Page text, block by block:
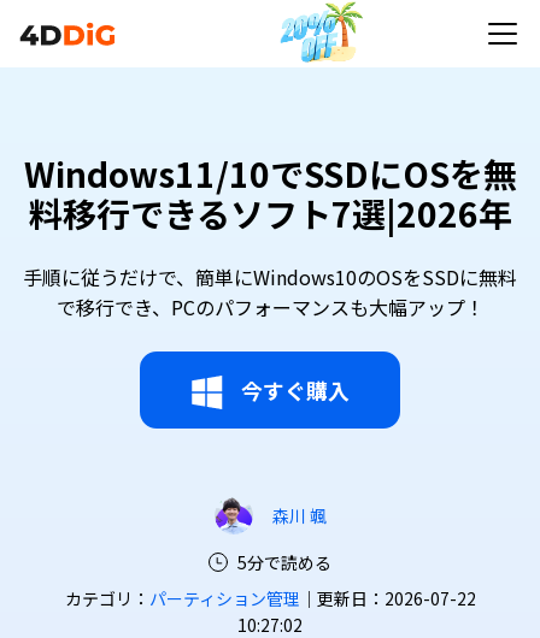
Windows11/10でSSDにOSを無
料移行できるソフト7選|2026年
手順に従うだけで、簡単にWindows10のOSをSSDに無料
で移行でき、PCのパフォーマンスも大幅アップ！
今すぐ購入
森川 颯
5分で読める
カテゴリ： パーティション管理 ｜更新日：2026-07-22
10:27:02